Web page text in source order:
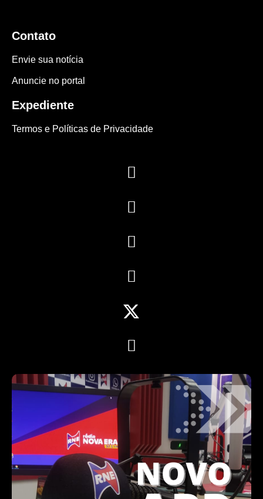
Contato
Envie sua notícia
Anuncie no portal
Expediente
Termos e Políticas de Privacidade